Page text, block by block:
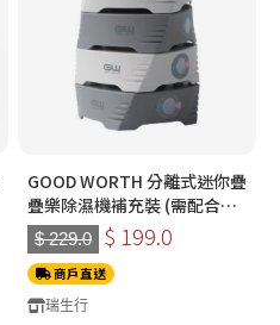
GOOD WORTH 分離式迷你疊
疊樂除濕機補充裝 (需配合
GW 還原座使用)
$ 229.0 $ 199.0
商戶直送
瑞生行